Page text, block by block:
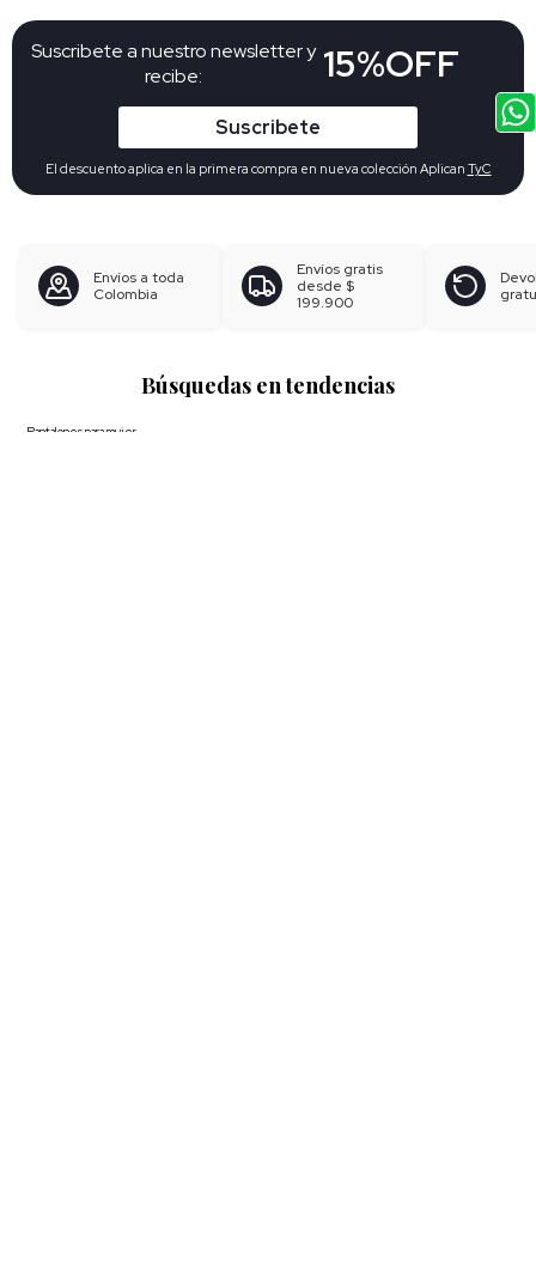
Suscribete a nuestro newsletter y
recibe:
15%OFF
Suscribete
El descuento aplica en la primera compra en nueva colección Aplican TyC
Envíos a toda
Colombia
Envíos gratis
desde $
199.900
Búsquedas en tendencias
Pantalones para mujer